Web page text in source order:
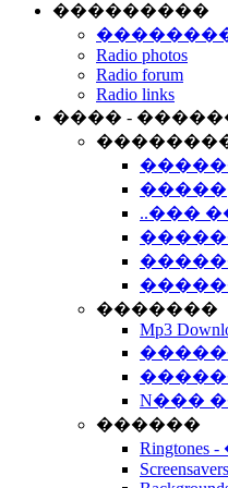
���������
Radio photos
Radio forum
Radio links
���� -
�����
..���
�������
Mp3
N���
������
Screensavers